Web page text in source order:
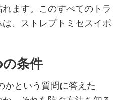
ます。このすべてのトラ
、ストレプトミセスイポ
条件
という質問に答えた